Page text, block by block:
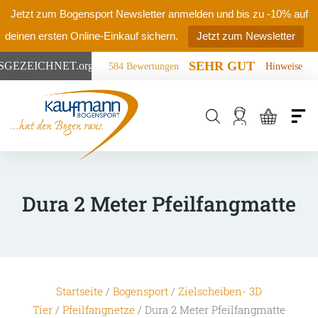
Jetzt zum Bogensport Newsletter anmelden und bis zu -10% auf
deinen ersten Online-Einkauf sichern.
Jetzt zum Newsletter
.org 584 Bewertungen SEHR GUT Hinweise
Products
search
Dura 2 Meter Pfeilfangmatte
Startseite / Bogensport / Zielscheiben- 3D
Tier / Pfeilfangnetze / Dura 2 Meter Pfeilfangmatte